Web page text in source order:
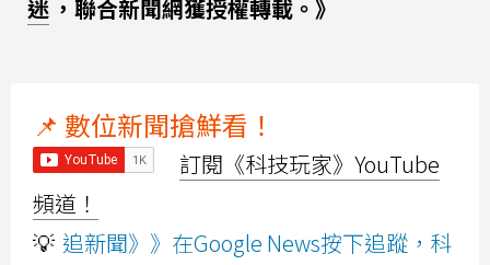
迷 ，聯合新聞網獲授權轉載。》
📌 數位新聞搶鮮看！
訂閱《科技玩家》YouTube
頻道！
💡 追新聞》》在Google News按下追蹤，科